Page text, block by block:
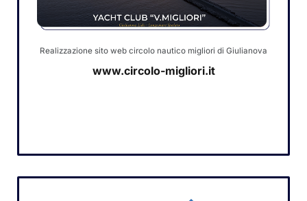
Realizzazione sito web circolo nautico migliori di Giulianova
www.circolo-migliori.it